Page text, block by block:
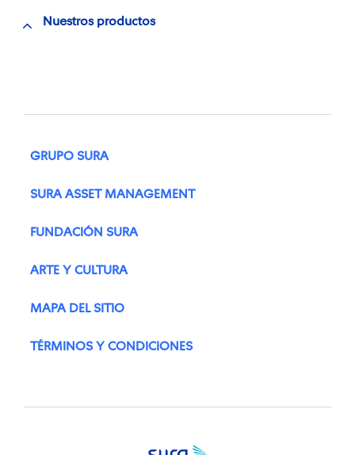
Nuestros productos
GRUPO SURA
SURA ASSET MANAGEMENT
FUNDACIÓN SURA
ARTE Y CULTURA
MAPA DEL SITIO
TÉRMINOS Y CONDICIONES